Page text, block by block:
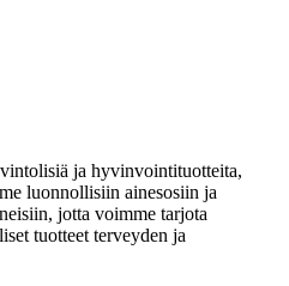
ja hyvinvointituotteita,
luonnollisiin ainesosiin ja
jotta voimme tarjota
tuotteet terveyden ja